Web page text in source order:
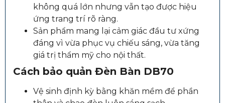
không quá lớn nhưng vẫn tạo được hiệu
ứng trang trí rõ ràng.
Sản phẩm mang lại cảm giác đầu tư xứng
đáng vì vừa phục vụ chiếu sáng, vừa tăng
giá trị thẩm mỹ cho nội thất.
Cách bảo quản Đèn Bàn DB70
Vệ sinh định kỳ bằng khăn mềm để phần